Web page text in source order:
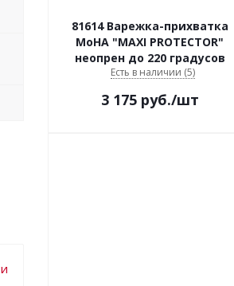
81614 Варежка-прихватка
MoHA "MAXI PROTECTOR"
неопрен до 220 градусов
Есть в наличии (5)
3 175руб./шт